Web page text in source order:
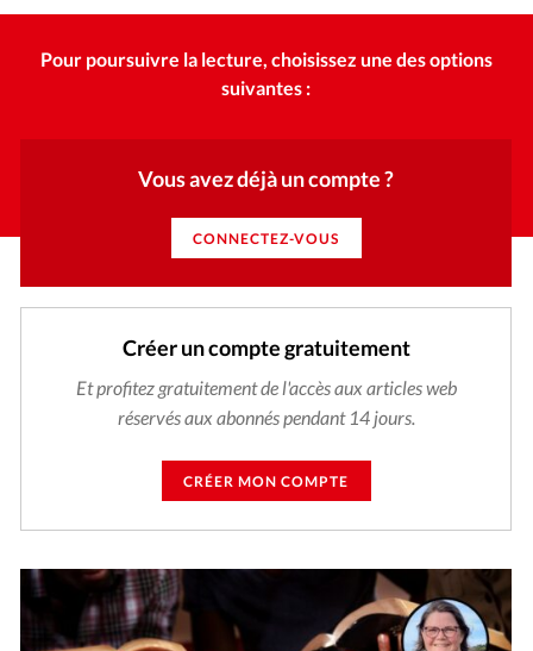
Opinions
Publireportage
Relations Aujourd'hui
Société
Tour du monde des Eglises
Trait d'Ixène
Pour poursuivre la lecture, choisissez une des options
suivantes :
Vous avez déjà un compte ?
CONNECTEZ-VOUS
Créer un compte gratuitement
Et profitez gratuitement de l'accès aux articles web
réservés aux abonnés pendant 14 jours.
CRÉER MON COMPTE